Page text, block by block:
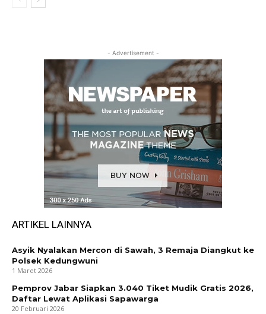
- Advertisement -
ARTIKEL LAINNYA
Asyik Nyalakan Mercon di Sawah, 3 Remaja Diangkut ke
Polsek Kedungwuni
1 Maret 2026
Pemprov Jabar Siapkan 3.040 Tiket Mudik Gratis 2026,
Daftar Lewat Aplikasi Sapawarga
20 Februari 2026